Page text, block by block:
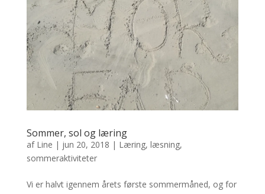
Sommer, sol og læring
af Line | jun 20, 2018 | Læring, læsning,
sommeraktiviteter
Vi er halvt igennem årets første sommermåned, og for